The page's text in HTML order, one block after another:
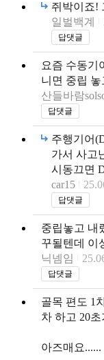
쥐박이죠!
일벌백계
답댓글
요즘 수동기
니면 중립
산들바람
답댓글
주행기어
가서 사고
시동끄면
car15
답댓글
중립놓고 내
꾸될텐데 이
닉넴임
답댓글
골목 편도 1
차 하고 20
아즈매요......